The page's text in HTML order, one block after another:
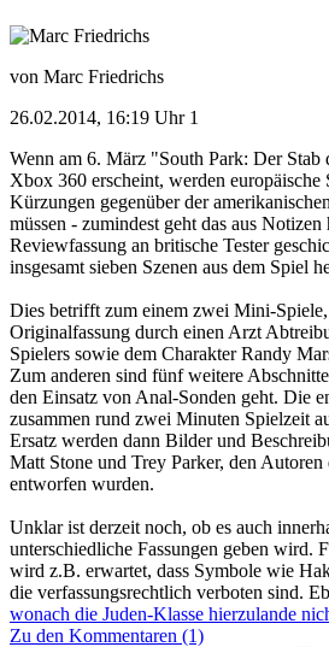
von Marc Friedrichs
26.02.2014, 16:19 Uhr1
Wenn am 6. März "South Park: Der
Xbox 360 erscheint, werden europäische
Kürzungen gegenüber der
müssen - zumindest geht das aus
Reviewfassung an britische Tester
insgesamt sieben Szenen aus dem Spiel
Dies betrifft zum einem zwei Mini-
Originalfassung durch einen Arzt
Spielers sowie dem Charakter Randy
Zum anderen sind fünf weitere
den Einsatz von Anal-Sonden geht. Die
zusammen rund zwei Minuten Spielzeit
Ersatz werden dann Bilder und
Matt Stone und Trey Parker, den
entworfen wurden.
Unklar ist derzeit noch, ob es auch
unterschiedliche Fassungen geben wird.
wird z.B. erwartet, dass Symbole wie
die verfassungsrechtlich verboten sind.
wonach die Juden-Klasse hierzulande
Zu den Kommentaren (1)